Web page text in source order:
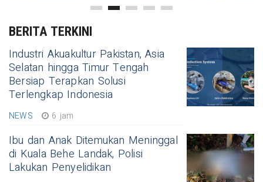
BERITA TERKINI
Industri Akuakultur Pakistan, Asia
Selatan hingga Timur Tengah
Bersiap Terapkan Solusi
Terlengkap Indonesia
NEWS 6 jam
Ibu dan Anak Ditemukan Meninggal
di Kuala Behe Landak, Polisi
Lakukan Penyelidikan